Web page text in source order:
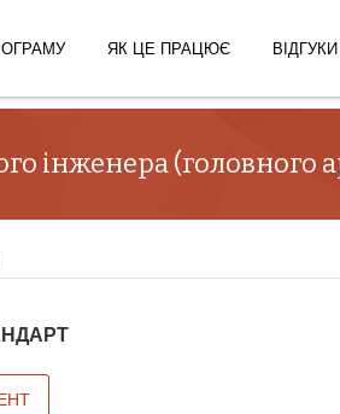
ЯК ЦЕ ПРАЦЮЄ ВІДГУКИ
інженера (головного